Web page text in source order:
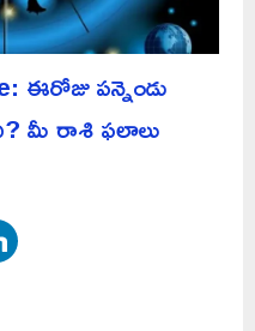
ఈరోజు పన్నెండు
మీ రాశి ఫలాలు